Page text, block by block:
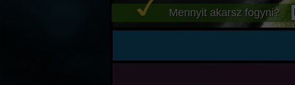
Mennyit akarsz fogyni?